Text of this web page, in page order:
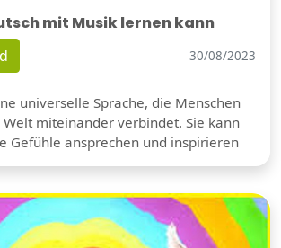
mit Musik lernen kann
30/08/2023
universelle Sprache, die Menschen
miteinander verbindet. Sie kann
Gefühle ansprechen und inspirieren